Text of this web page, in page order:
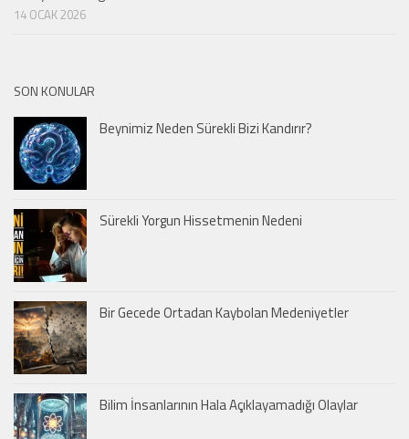
14 OCAK 2026
SON KONULAR
Beynimiz Neden Sürekli Bizi Kandırır?
Sürekli Yorgun Hissetmenin Nedeni
Bir Gecede Ortadan Kaybolan Medeniyetler
Bilim İnsanlarının Hala Açıklayamadığı Olaylar